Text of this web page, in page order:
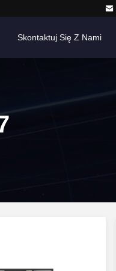
Skontaktuj Się Z Nami